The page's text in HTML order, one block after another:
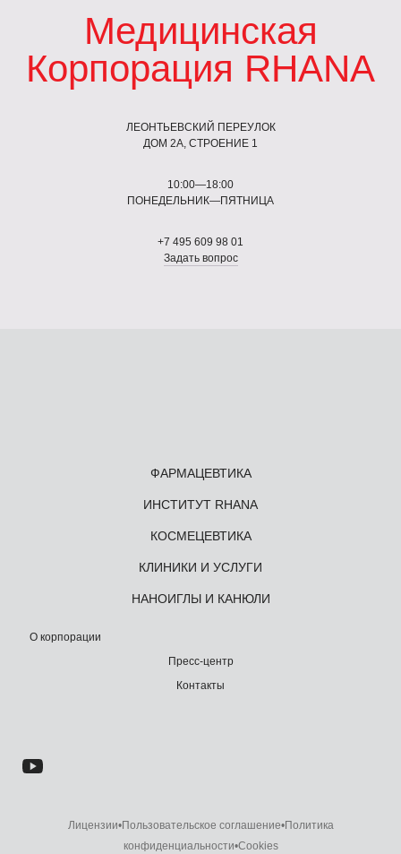
Медицинская
Корпорация RHANA
ЛЕОНТЬЕВСКИЙ ПЕРЕУЛОК
ДОМ 2А, СТРОЕНИЕ 1
10:00—18:00
ПОНЕДЕЛЬНИК—ПЯТНИЦА
+7 495 609 98 01
Задать вопрос
ФАРМАЦЕВТИКА
ИНСТИТУТ RHANA
КОСМЕЦЕВТИКА
КЛИНИКИ И УСЛУГИ
НАНОИГЛЫ И КАНЮЛИ
О корпорации
Пресс-центр
Контакты
Лицензии•Пользовательское соглашение•Политика
конфиденциальности•Cookies